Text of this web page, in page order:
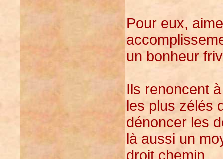
Pour eux,
un bonheur
Ils renoncent
les plus zélés
dénoncer les
là aussi un
droit chemin.